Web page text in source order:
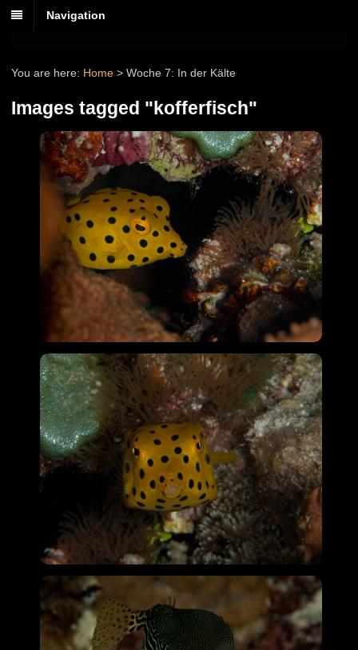
Navigation
You are here: Home > Woche 7: In der Kälte
Images tagged "kofferfisch"